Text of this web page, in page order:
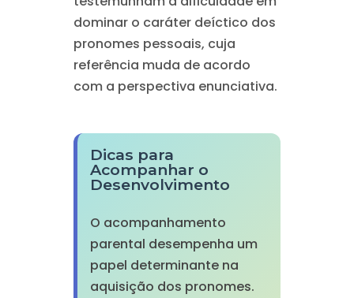
dominar o caráter deíctico dos
pronomes pessoais, cuja
referência muda de acordo
com a perspectiva enunciativa.
Dicas para
Acompanhar o
Desenvolvimento
O acompanhamento
parental desempenha um
papel determinante na
aquisição dos pronomes.